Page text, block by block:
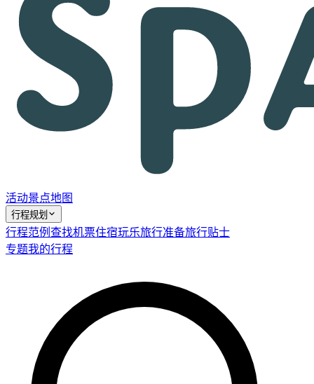
活动景点地图
行程规划
行程范例 查找机票住宿玩乐旅行准备旅行贴士
专题我的行程